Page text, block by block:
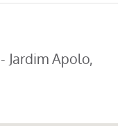
Jardim Apolo,